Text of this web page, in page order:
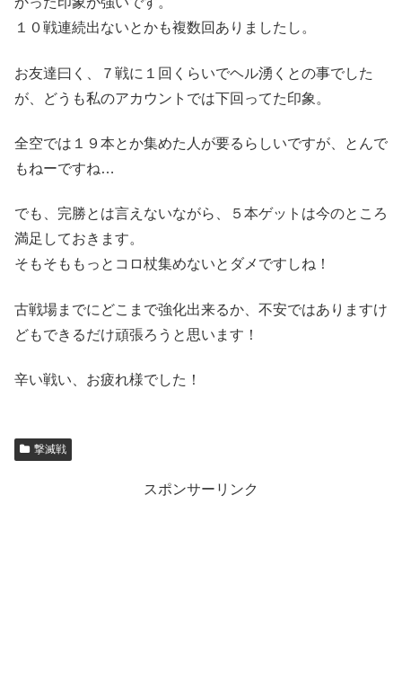
１０戦連続出ないとかも複数回ありましたし。
お友達曰く、７戦に１回くらいでヘル湧くとの事でした
が、どうも私のアカウントでは下回ってた印象。
全空では１９本とか集めた人が要るらしいですが、とんで
もねーですね…
でも、完勝とは言えないながら、５本ゲットは今のところ
満足しておきます。
そもそももっとコロ杖集めないとダメですしね！
古戦場までにどこまで強化出来るか、不安ではありますけ
どもできるだけ頑張ろうと思います！
辛い戦い、お疲れ様でした！
撃滅戦
スポンサーリンク